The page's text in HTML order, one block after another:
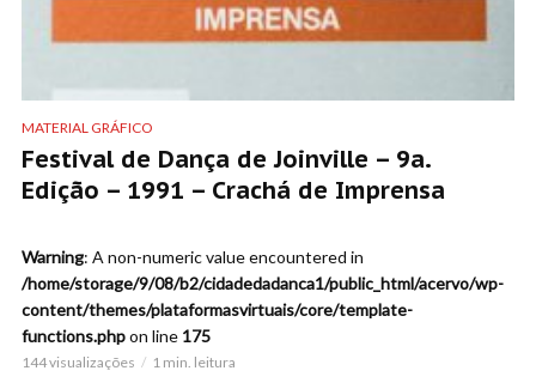
MATERIAL GRÁFICO
Festival de Dança de Joinville – 9a.
Edição – 1991 – Crachá de Imprensa
Warning: A non-numeric value encountered in
/home/storage/9/08/b2/cidadedadanca1/public_html/acervo/wp-
content/themes/plataformasvirtuais/core/template-
functions.phpon line 175
144 visualizações 1 min. leitura